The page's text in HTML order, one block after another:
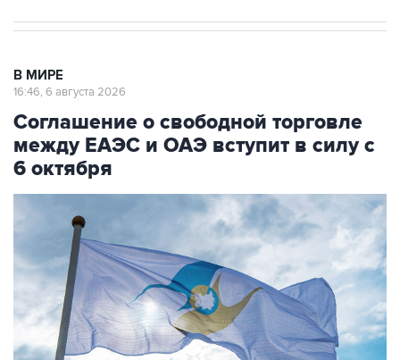
В МИРЕ
16:46, 6 августа 2026
Соглашение о свободной торговле
между ЕАЭС и ОАЭ вступит в силу с
6 октября